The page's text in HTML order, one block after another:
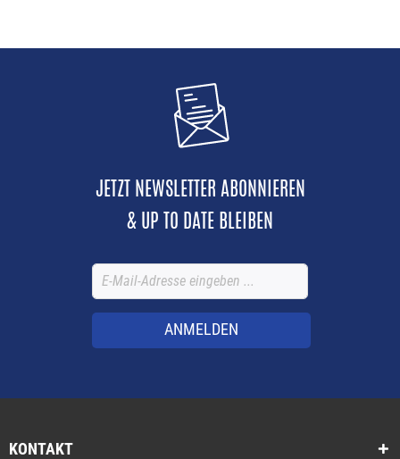
JETZT NEWSLETTER ABONNIEREN
& UP TO DATE BLEIBEN
ANMELDEN
KONTAKT